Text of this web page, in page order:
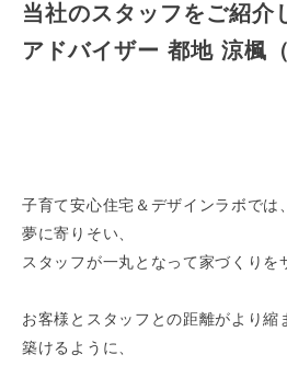
当社のスタッフをご紹介
アドバイザー 都地 涼楓
子育て安心住宅＆デザインラボでは
夢に寄りそい、
スタッフが一丸となって家づくりを
お客様とスタッフとの距離がより縮
築けるように、